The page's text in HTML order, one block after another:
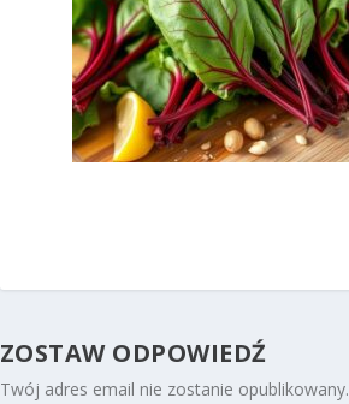
ZOSTAW ODPOWIEDŹ
Twój adres email nie zostanie opublikowany.